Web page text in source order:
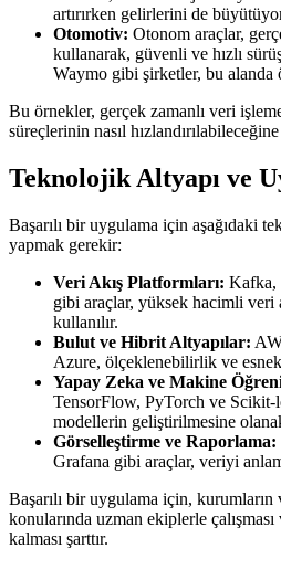
artırırken gelirlerini de
Otomotiv: Otonom araçlar,
kullanarak, güvenli ve hızlı
Waymo gibi şirketler, bu alanda
Bu örnekler, gerçek zamanlı veri
süreçlerinin nasıl
Teknolojik Altyapı ve
Başarılı bir uygulama için aşağıdaki
yapmak gerekir:
Veri Akış Platformları: Kafka,
gibi araçlar, yüksek hacimli veri
kullanılır.
Bulut ve Hibrit Altyapılar:
Azure, ölçeklenebilirlik ve
Yapay Zeka ve Makine
TensorFlow, PyTorch ve Scikit-
modellerin geliştirilmesine
Görselleştirme ve Raporlama:
Grafana gibi araçlar, veriyi
Başarılı bir uygulama için,
konularında uzman ekiplerle
kalması şarttır.